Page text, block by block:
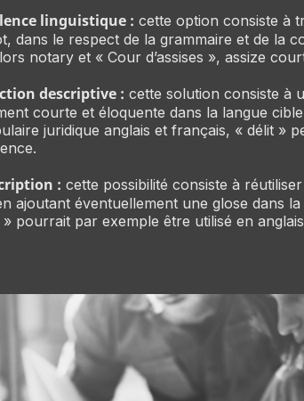
linguistique : cette option consiste à
dans le respect de la grammaire et de la
notary et « Cour d’assises », assize
descriptive : cette solution consiste à
courte et éloquente dans la langue
juridique anglais et français, « délit »
.
: cette possibilité consiste à
ajoutant éventuellement une glose dans
pourrait par exemple être utilisé en